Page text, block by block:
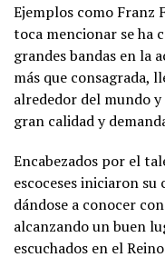
Ejemplos como Franz
toca mencionar se ha
grandes bandas en la
más que consagrada,
alrededor del mundo
gran calidad y
Encabezados por el
escoceses iniciaron
dándose a conocer
alcanzando un buen
escuchados en el